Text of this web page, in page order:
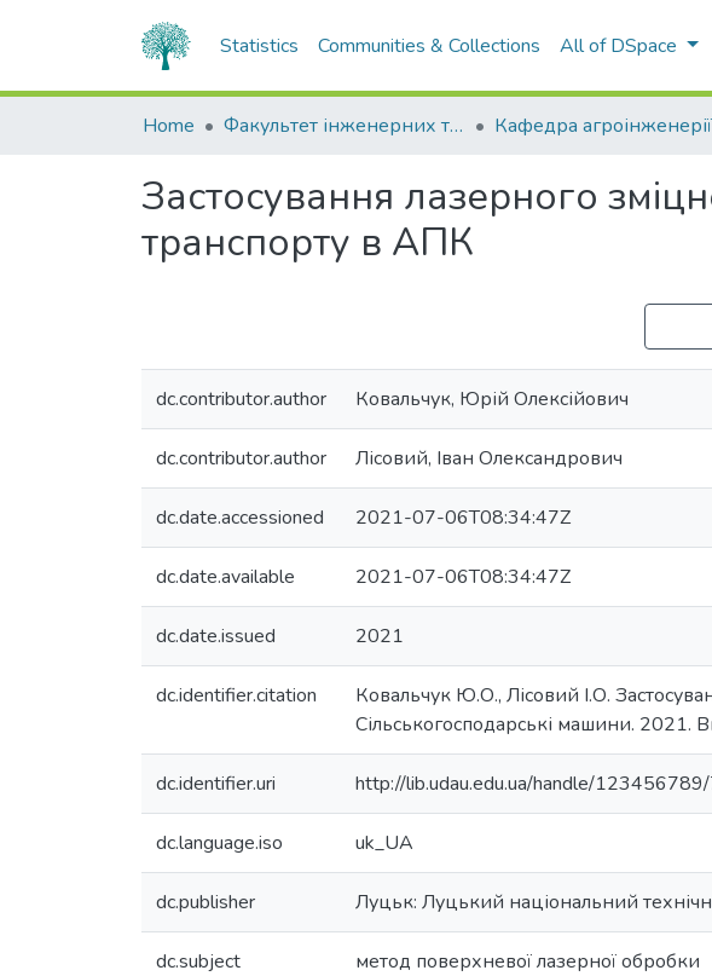
Statistics Communities & Collections All of DSpace
Home Факультет інженерних технологій та професійної освіти Кафедра агроінженерії
Застосування лазерного
транспорту в АПК
dc.contributor.author Ковальчук, Юрій Олексійович
dc.contributor.author Лісовий, Іван Олександрович
dc.date.accessioned 2021-07-06T08:34:47Z
dc.date.available 2021-07-06T08:34:47Z
dc.date.issued 2021
dc.identifier.citation
Ковальчук Ю.О., Лісовий І.О.
Сільськогосподарські машини. 2021.
dc.identifier.uri http://lib.udau.edu.ua/handle/
dc.language.iso uk_UA
dc.publisher Луцьк: Луцький національний
dc.subject метод поверхневої лазерної обробки